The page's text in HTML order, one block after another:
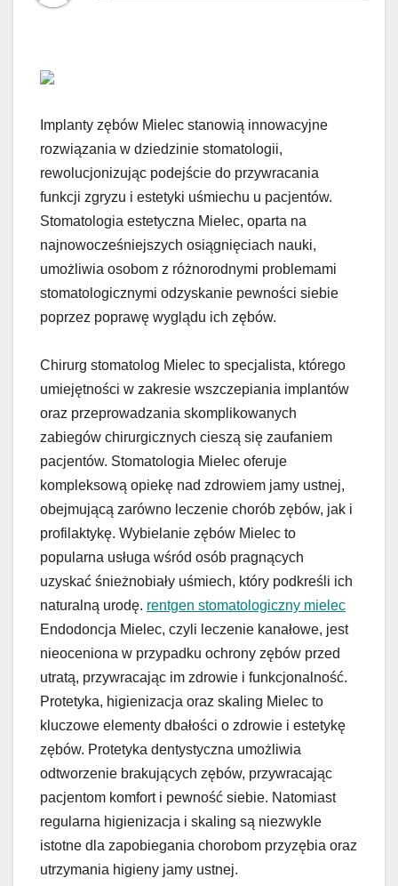
Implanty zębów Mielec stanowią innowacyjne
rozwiązania w dziedzinie stomatologii,
rewolucjonizując podejście do przywracania
funkcji zgryzu i estetyki uśmiechu u pacjentów.
Stomatologia estetyczna Mielec, oparta na
najnowocześniejszych osiągnięciach nauki,
umożliwia osobom z różnorodnymi problemami
stomatologicznymi odzyskanie pewności siebie
poprzez poprawę wyglądu ich zębów.
Chirurg stomatolog Mielec to specjalista, którego
umiejętności w zakresie wszczepiania implantów
oraz przeprowadzania skomplikowanych
zabiegów chirurgicznych cieszą się zaufaniem
pacjentów. Stomatologia Mielec oferuje
kompleksową opiekę nad zdrowiem jamy ustnej,
obejmującą zarówno leczenie chorób zębów, jak i
profilaktykę. Wybielanie zębów Mielec to
popularna usługa wśród osób pragnących
uzyskać śnieżnobiały uśmiech, który podkreśli ich
naturalną urodę. rentgen stomatologiczny mielec
Endodoncja Mielec, czyli leczenie kanałowe, jest
nieoceniona w przypadku ochrony zębów przed
utratą, przywracając im zdrowie i funkcjonalność.
Protetyka, higienizacja oraz skaling Mielec to
kluczowe elementy dbałości o zdrowie i estetykę
zębów. Protetyka dentystyczna umożliwia
odtworzenie brakujących zębów, przywracając
pacjentom komfort i pewność siebie. Natomiast
regularna higienizacja i skaling są niezwykle
istotne dla zapobiegania chorobom przyzębia oraz
utrzymania higieny jamy ustnej.